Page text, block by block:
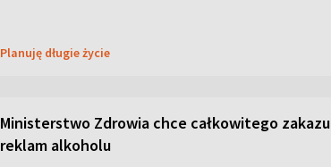
Planuję długie życie
Ministerstwo Zdrowia chce całkowitego zakazu
reklam alkoholu